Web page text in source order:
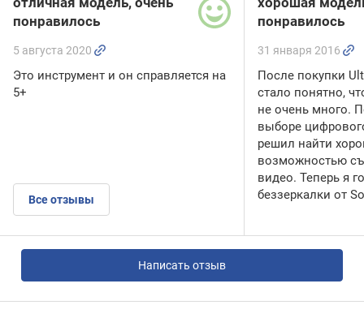
понравилось
5 августа 2020
Это инструмент и он справляется на
5+
Все отзывы
понравилось
31 января 2016
После покупки
стало понятно,
не очень много.
выборе
решил найти
возможностью
видео. Теперь я
беззеркалки от
Написать отзыв